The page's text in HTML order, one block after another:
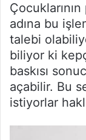
adına bu
talebi
biliyor ki
baskısı
açabilir. Bu
istiyorlar